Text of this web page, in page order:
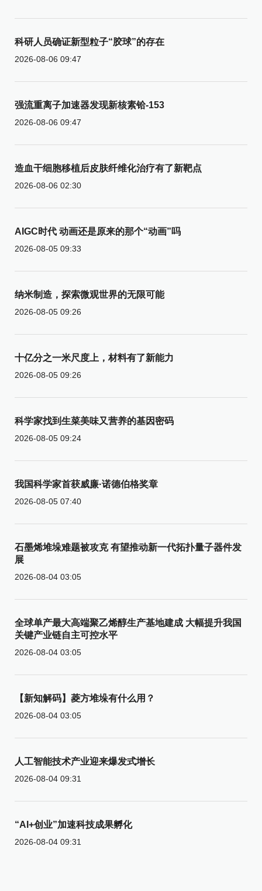
科研人员确证新型粒子“胶球”的存在
2026-08-06 09:47
强流重离子加速器发现新核素铪-153
2026-08-06 09:47
造血干细胞移植后皮肤纤维化治疗有了新靶点
2026-08-06 02:30
AIGC时代 动画还是原来的那个“动画”吗
2026-08-05 09:33
纳米制造，探索微观世界的无限可能
2026-08-05 09:26
十亿分之一米尺度上，材料有了新能力
2026-08-05 09:26
科学家找到生菜美味又营养的基因密码
2026-08-05 09:24
我国科学家首获威廉·诺德伯格奖章
2026-08-05 07:40
石墨烯堆垛难题被攻克 有望推动新一代拓扑量子器件发
展
2026-08-04 03:05
全球单产最大高端聚乙烯醇生产基地建成 大幅提升我国
关键产业链自主可控水平
2026-08-04 03:05
【新知解码】菱方堆垛有什么用？
2026-08-04 03:05
人工智能技术产业迎来爆发式增长
2026-08-04 09:31
“AI+创业”加速科技成果孵化
2026-08-04 09:31